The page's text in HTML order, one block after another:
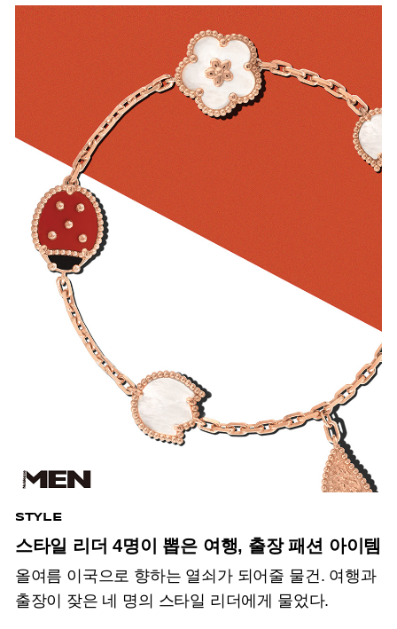
STYLE
스타일 리더 4명이 뽑은 여행, 출장 패션 아이템
올여름 이국으로 향하는 열쇠가 되어줄 물건. 여행과
출장이 잦은 네 명의 스타일 리더에게 물었다.